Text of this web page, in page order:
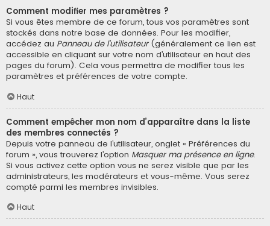
Comment modifier mes paramètres ?
Si vous êtes membre de ce forum, tous vos paramètres sont
stockés dans notre base de données. Pour les modifier,
accédez au Panneau de l’utilisateur(généralement ce lien est
accessible en cliquant sur votre nom d’utilisateur en haut des
pages du forum). Cela vous permettra de modifier tous les
paramètres et préférences de votre compte.
Haut
Comment empêcher mon nom d’apparaître dans la liste
des membres connectés ?
Depuis votre panneau de l’utilisateur, onglet « Préférences du
forum », vous trouverez l’option Masquer ma présence en ligne.
Si vous activez cette option vous ne serez visible que par les
administrateurs, les modérateurs et vous-même. Vous serez
compté parmi les membres invisibles.
Haut